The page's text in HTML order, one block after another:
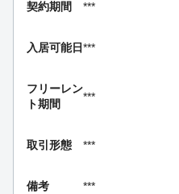
契約期間 ***
入居可能日***
フリーレン
ト期間
***
取引形態 ***
備考 ***